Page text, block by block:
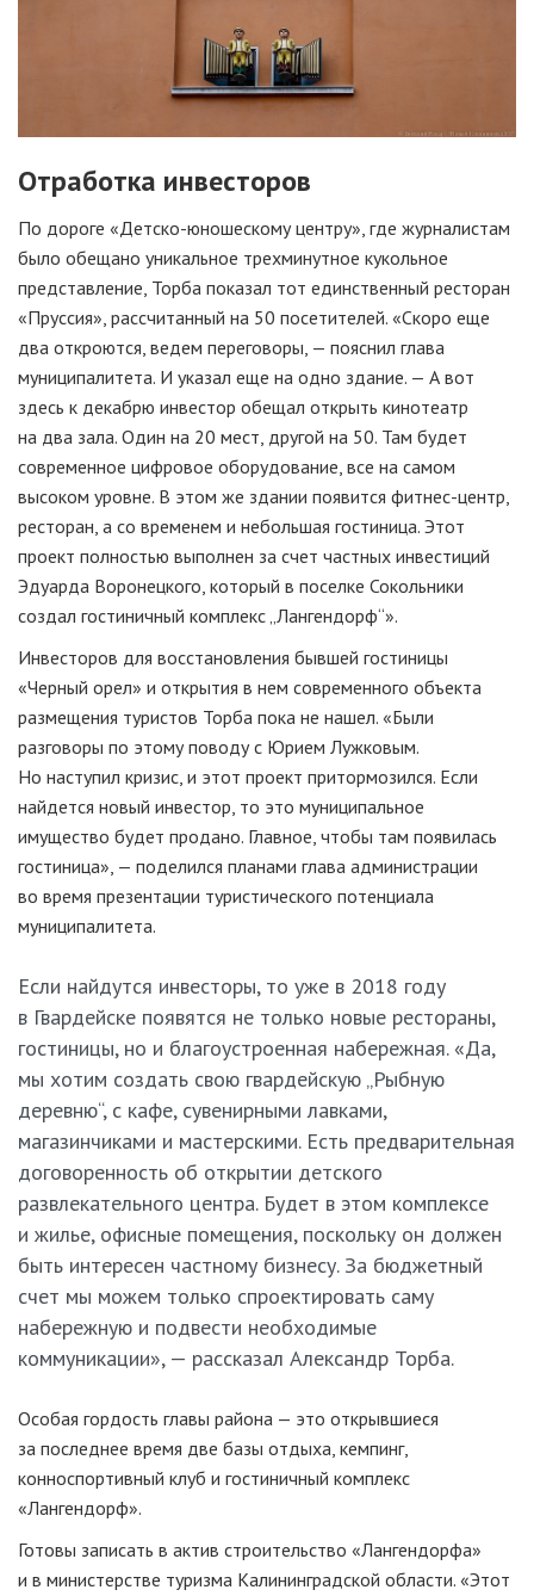
Отработка инвесторов
По дороге «Детско-юношескомуцентру», где журналистам
было обещано уникальное трехминутное кукольное
представление, Торба показал тот единственный ресторан
«Пруссия», рассчитанный на 50 посетителей. «Скоро еще
два откроются, ведем переговоры, — пояснил глава
муниципалитета. И указал еще на одно здание. — А вот
здесь к декабрю инвестор обещал открыть кинотеатр
на два зала. Один на 20 мест, другой на 50. Там будет
современное цифровое оборудование, все на самом
высоком уровне. В этом же здании появится фитнес-центр,
ресторан, а со временем и небольшая гостиница. Этот
проект полностью выполнен за счет частных инвестиций
Эдуарда Воронецкого, который в поселке Сокольники
создал гостиничный комплекс „Лангендорф“».
Инвесторов для восстановления бывшей гостиницы
«Черный орел» и открытия в нем современного объекта
размещения туристов Торба пока не нашел. «Были
разговоры по этому поводу с Юрием Лужковым.
Но наступил кризис, и этот проект притормозился. Если
найдется новый инвестор, то это муниципальное
имущество будет продано. Главное, чтобы там появилась
гостиница», — поделился планами глава администрации
во время презентации туристического потенциала
муниципалитета.
Если найдутся инвесторы, то уже в 2018 году
в Гвардейске появятся не только новые рестораны,
гостиницы, но и благоустроенная набережная. «Да,
мы хотим создать свою гвардейскую „Рыбную
деревню“, с кафе, сувенирными лавками,
магазинчиками и мастерскими. Есть предварительная
договоренность об открытии детского
развлекательного центра. Будет в этом комплексе
и жилье, офисные помещения, поскольку он должен
быть интересен частному бизнесу. За бюджетный
счет мы можем только спроектировать саму
набережную и подвести необходимые
коммуникации», — рассказал Александр Торба.
Особая гордость главы района — это открывшиеся
за последнее время две базы отдыха, кемпинг,
конноспортивный клуб и гостиничный комплекс
«Лангендорф».
Готовы записать в актив строительство «Лангендорфа»
и в министерстве туризма Калининградской области. «Этот